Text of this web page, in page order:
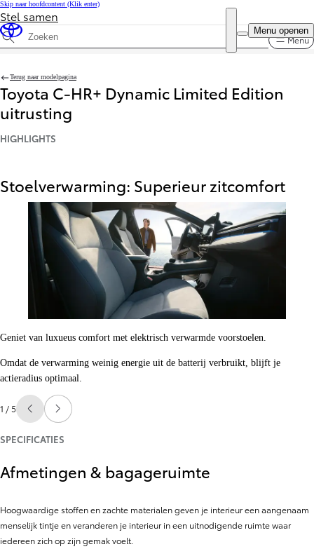
Skip naar hoofdcontent (Klik enter)
Klantenservice
DEALER NAME
Menu openen
Stel samen
Doorzoek specificaties
Menu
Terug naar modelpagina
Toyota C-HR+ Dynamic Limited Edition
uitrusting
HIGHLIGHTS
Stoelverwarming: Superieur zitcomfort
Geniet van luxueus comfort met elektrisch verwarmde voorstoelen.
Omdat de verwarming weinig energie uit de batterij verbruikt, blijft je
actieradius optimaal.
1 / 5 Vorige slideVolgende slide
SPECIFICATIES
Afmetingen & bagageruimte
Hoogwaardige stoffen en zachte materialen geven je interieur een aangenaam
menselijk tintje en veranderen je interieur in een uitnodigende ruimte waar
iedereen zich op zijn gemak voelt.